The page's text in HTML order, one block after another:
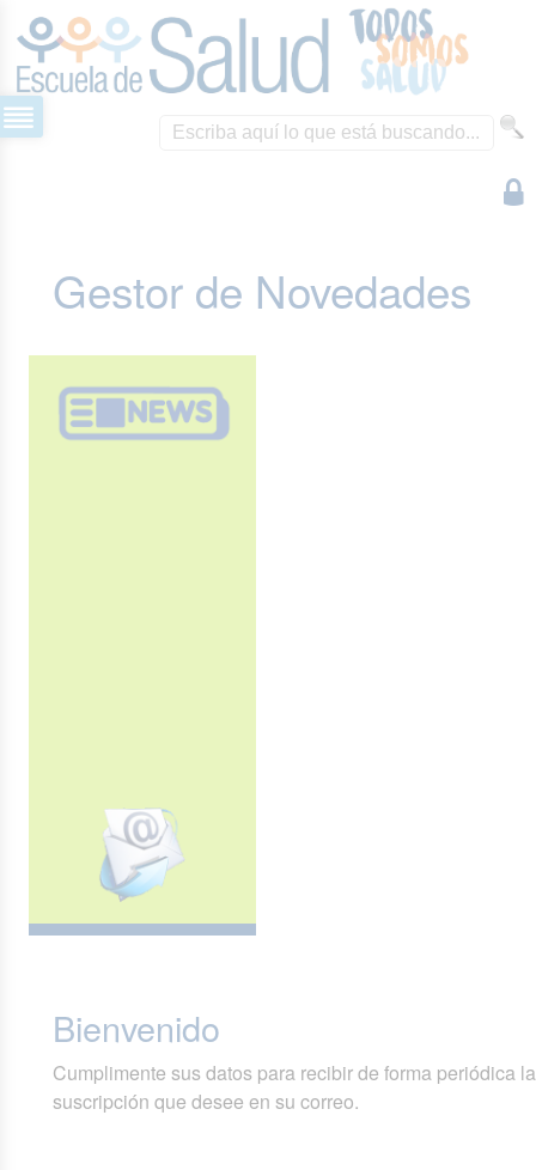
Gestor de Novedades
Bienvenido
Cumplimente sus datos para recibir de forma periódica
suscripción que desee en su correo.